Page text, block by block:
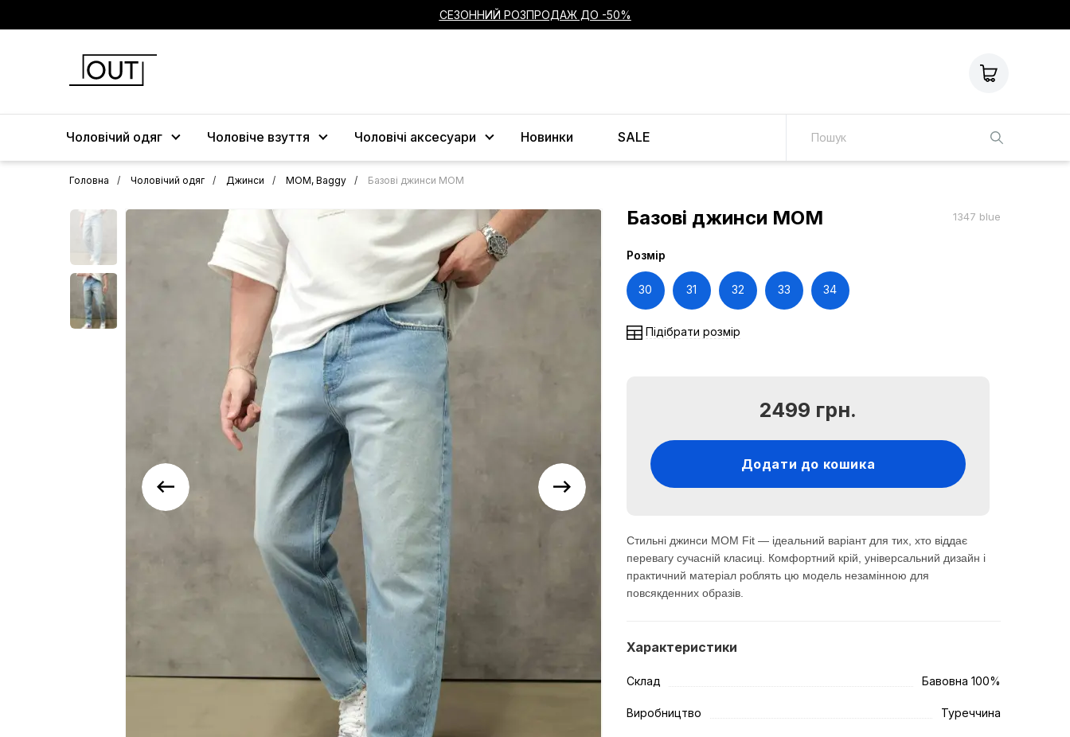
СЕЗОННИЙ РОЗПРОДАЖ ДО -50%
Чоловічий одяг Чоловіче взуття Чоловічі аксесуари Новинки SALE
Головна Чоловічий одяг Джинси МОМ, Baggy Базові джинси МОМ
Базові джинси МОМ 1347 blue
Розмір
30 31 32 33 34
Підібрати розмір
2499 грн.
Додати до кошика
Стильні джинси MOM Fit — ідеальний варіант для тих, хто віддає
перевагу сучасній класиці. Комфортний крій, універсальний дизайн і
практичний матеріал роблять цю модель незамінною для
повсякденних образів.
Характеристики
Склад Бавовна 100%
Виробництво Туреччина